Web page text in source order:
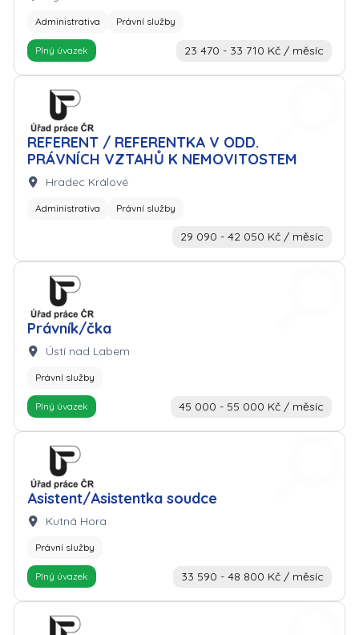
Administrativa Právní služby
Plný úvazek 23 470 - 33 710 Kč / měsíc
REFERENT / REFERENTKA V ODD.
PRÁVNÍCH VZTAHŮ K NEMOVITOSTEM
Zaměstnavatel: Úřad práce
Lokalita:
Hradec Králové
Administrativa Právní služby
29 090 - 42 050 Kč / měsíc
Právník/čka
Zaměstnavatel: Úřad práce
Lokalita:
Ústí nad Labem
Právní služby
Plný úvazek 45 000 - 55 000 Kč / měsíc
Asistent/Asistentka soudce
Zaměstnavatel: Úřad práce
Lokalita:
Kutná Hora
Právní služby
Plný úvazek 33 590 - 48 800 Kč / měsíc
Zaměstnavatel: Úřad práce